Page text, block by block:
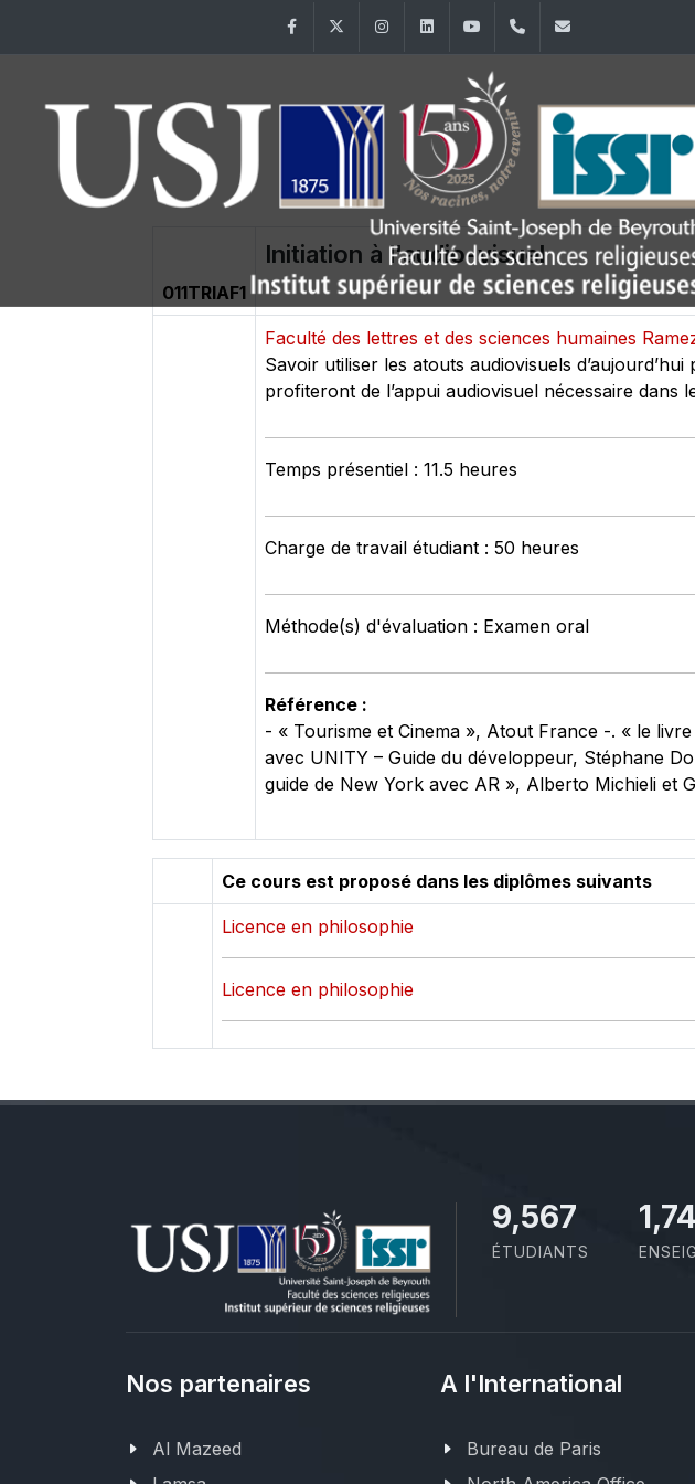
FacebookTwitter InstagramLinkedInYouTube+961 (1) 421 581
011TRIAF1
Initiation à l'audio-visuel
Faculté des lettres et des sciences humaines
Savoir utiliser les atouts audiovisuels
profiteront de l’appui audiovisuel nécessaire dans
Temps présentiel : 11.5 heures
Charge de travail étudiant : 50 heures
Méthode(s) d'évaluation : Examen oral
Référence :
- « Tourisme et Cinema », Atout France -. « le
avec UNITY – Guide du développeur, Stéphane
guide de New York avec AR », Alberto Michieli et
Ce cours est proposé dans les diplômes suivants
Licence en philosophie
Licence en philosophie
10,801
ÉTUDIANTS
Nos partenaires
Al Mazeed
A l'International
Bureau de Paris